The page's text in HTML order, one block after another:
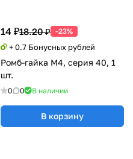
14 ₽18.20 ₽ -23%
+ 0.7 Бонусных рублей
Ромб-гайка М4, серия 40, 1
шт.
0 0 В наличии
В корзину